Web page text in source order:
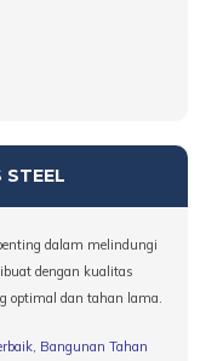
STEEL
dalam melindungi
dengan kualitas
optimal dan tahan lama.
Bangunan Tahan